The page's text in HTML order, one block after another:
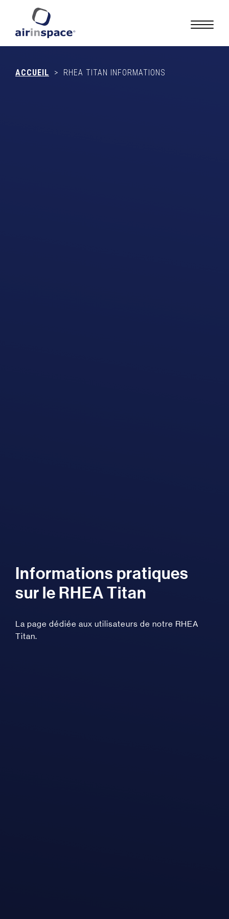
ACCUEIL > RHEA TITAN INFORMATIONS
Informations pratiques
sur le RHEA Titan
La page dédiée aux utilisateurs de notre RHEA
Titan.